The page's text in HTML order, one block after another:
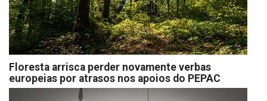
Floresta arrisca perder novamente verbas
europeias por atrasos nos apoios do PEPAC